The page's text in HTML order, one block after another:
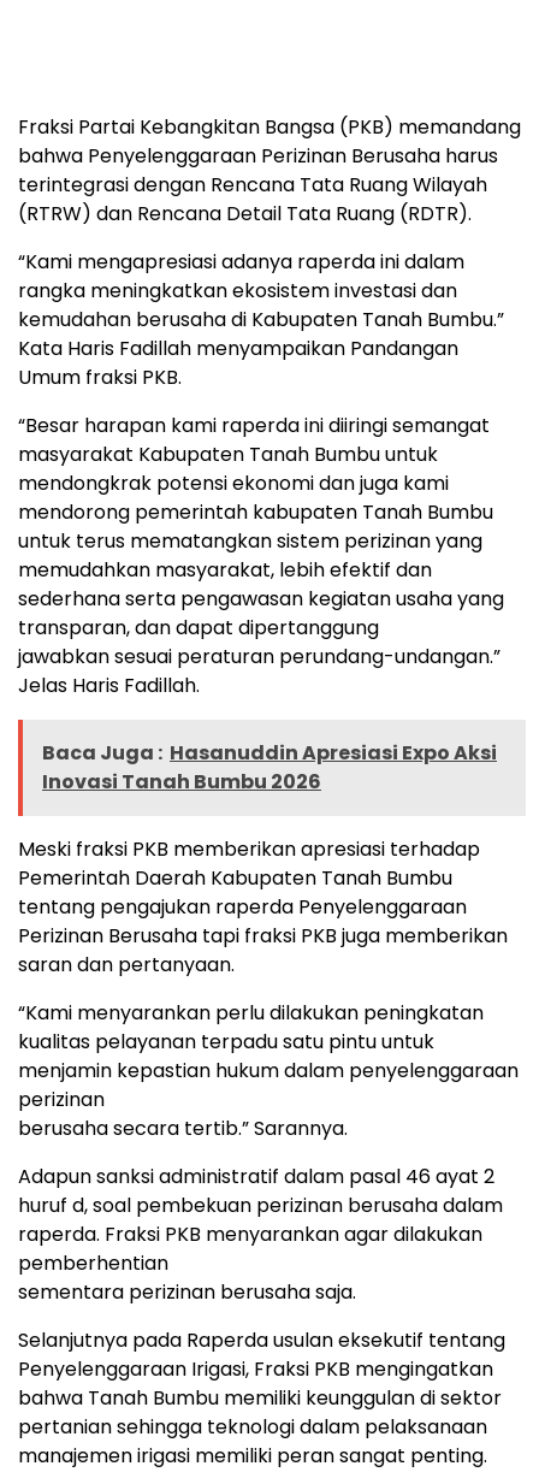
Fraksi Partai Kebangkitan Bangsa (PKB) memandang
bahwa Penyelenggaraan Perizinan Berusaha harus
terintegrasi dengan Rencana Tata Ruang Wilayah
(RTRW) dan Rencana Detail Tata Ruang (RDTR).
“Kami mengapresiasi adanya raperda ini dalam
rangka meningkatkan ekosistem investasi dan
kemudahan berusaha di Kabupaten Tanah Bumbu.”
Kata Haris Fadillah menyampaikan Pandangan
Umum fraksi PKB.
“Besar harapan kami raperda ini diiringi semangat
masyarakat Kabupaten Tanah Bumbu untuk
mendongkrak potensi ekonomi dan juga kami
mendorong pemerintah kabupaten Tanah Bumbu
untuk terus mematangkan sistem perizinan yang
memudahkan masyarakat, lebih efektif dan
sederhana serta pengawasan kegiatan usaha yang
transparan, dan dapat dipertanggung
jawabkan sesuai peraturan perundang-undangan.”
Jelas Haris Fadillah.
Baca Juga : Hasanuddin Apresiasi Expo Aksi
Inovasi Tanah Bumbu 2026
Meski fraksi PKB memberikan apresiasi terhadap
Pemerintah Daerah Kabupaten Tanah Bumbu
tentang pengajukan raperda Penyelenggaraan
Perizinan Berusaha tapi fraksi PKB juga memberikan
saran dan pertanyaan.
“Kami menyarankan perlu dilakukan peningkatan
kualitas pelayanan terpadu satu pintu untuk
menjamin kepastian hukum dalam penyelenggaraan
perizinan
berusaha secara tertib.” Sarannya.
Adapun sanksi administratif dalam pasal 46 ayat 2
huruf d, soal pembekuan perizinan berusaha dalam
raperda. Fraksi PKB menyarankan agar dilakukan
pemberhentian
sementara perizinan berusaha saja.
Selanjutnya pada Raperda usulan eksekutif tentang
Penyelenggaraan Irigasi, Fraksi PKB mengingatkan
bahwa Tanah Bumbu memiliki keunggulan di sektor
pertanian sehingga teknologi dalam pelaksanaan
manajemen irigasi memiliki peran sangat penting.